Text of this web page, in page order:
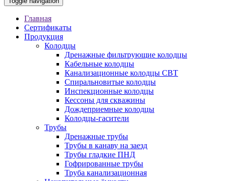
Главная
Сертификаты
Продукция
Колодцы
Дренажные фильтрующие колодцы
Кабельные колодцы
Канализационные колодцы СВТ
Спиральновитые колодцы
Инспекционные колодцы
Кессоны для скважины
Дождеприемные колодцы
Колодцы-гасители
Трубы
Дренажные трубы
Трубы в канаву на заезд
Трубы гладкие ПНД
Гофрированные трубы
Труба канализационная